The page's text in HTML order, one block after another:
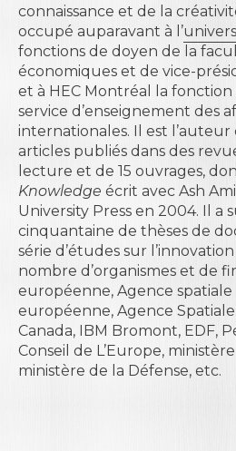
connaissance et de la
occupé auparavant à l’
fonctions de doyen de la
économiques et de vice-
et à HEC Montréal la
service d’enseignement des
internationales. Il est
articles publiés dans des
lecture et de 15 ouvrages,
Knowledge écrit avec Ash
University Press en 2004. Il a
cinquantaine de thèses de
série d’études sur
nombre d’organismes et de
européenne, Agence spatiale
européenne, Agence Spatiale
Canada, IBM Bromont, EDF,
Conseil de L’Europe,
ministère de la Défense, etc.